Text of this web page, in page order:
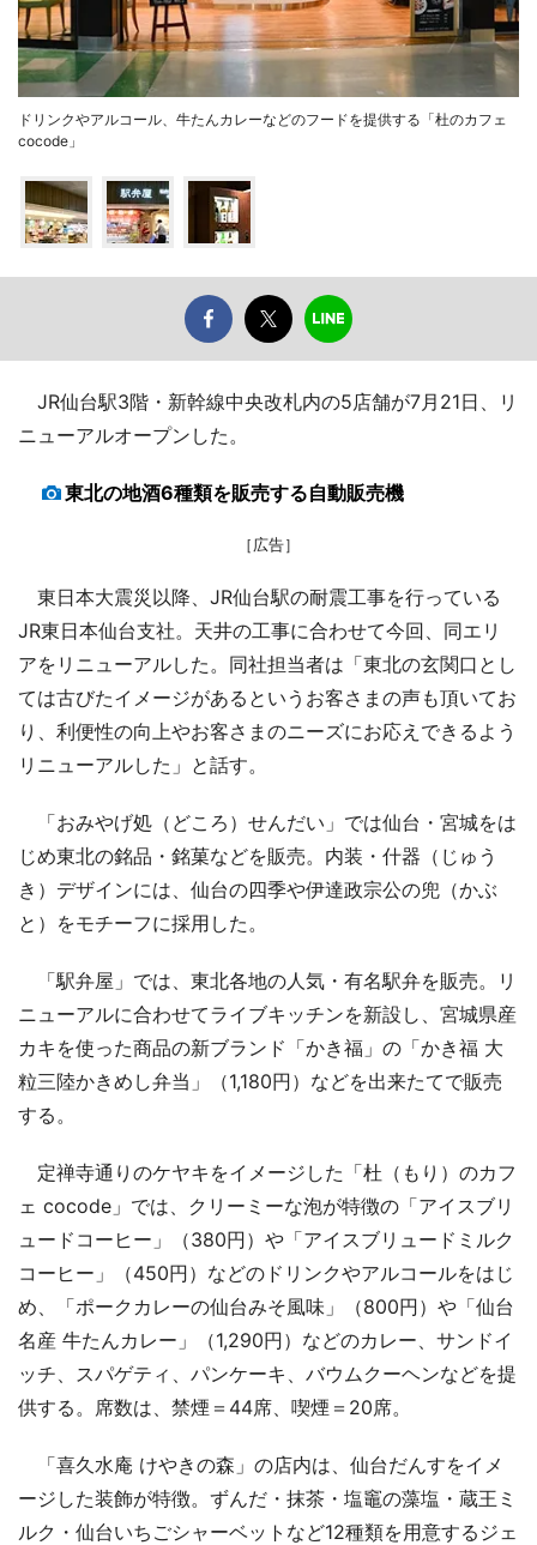
ドリンクやアルコール、牛たんカレーなどのフードを提供する「杜のカフェ
cocode」
JR仙台駅3階・新幹線中央改札内の5店舗が7月21日、リ
ニューアルオープンした。
東北の地酒6種類を販売する自動販売機
［広告］
東日本大震災以降、JR仙台駅の耐震工事を行っている
JR東日本仙台支社。天井の工事に合わせて今回、同エリ
アをリニューアルした。同社担当者は「東北の玄関口とし
ては古びたイメージがあるというお客さまの声も頂いてお
り、利便性の向上やお客さまのニーズにお応えできるよう
リニューアルした」と話す。
「おみやげ処（どころ）せんだい」では仙台・宮城をは
じめ東北の銘品・銘菓などを販売。内装・什器（じゅう
き）デザインには、仙台の四季や伊達政宗公の兜（かぶ
と）をモチーフに採用した。
「駅弁屋」では、東北各地の人気・有名駅弁を販売。リ
ニューアルに合わせてライブキッチンを新設し、宮城県産
カキを使った商品の新ブランド「かき福」の「かき福 大
粒三陸かきめし弁当」（1,180円）などを出来たてで販売
する。
定禅寺通りのケヤキをイメージした「杜（もり）のカフ
ェ cocode」では、クリーミーな泡が特徴の「アイスブリ
ュードコーヒー」（380円）や「アイスブリュードミルク
コーヒー」（450円）などのドリンクやアルコールをはじ
め、「ポークカレーの仙台みそ風味」（800円）や「仙台
名産 牛たんカレー」（1,290円）などのカレー、サンドイ
ッチ、スパゲティ、パンケーキ、バウムクーヘンなどを提
供する。席数は、禁煙＝44席、喫煙＝20席。
「喜久水庵 けやきの森」の店内は、仙台だんすをイメ
ージした装飾が特徴。ずんだ・抹茶・塩竈の藻塩・蔵王ミ
ルク・仙台いちごシャーベットなど12種類を用意するジェ